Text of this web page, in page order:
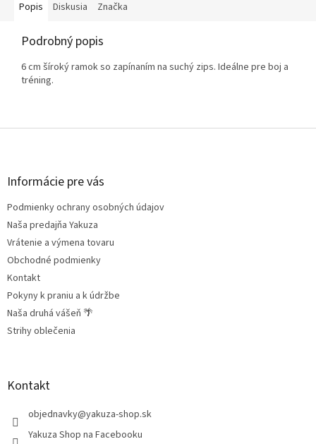
Popis Diskusia Značka
Podrobný popis
6 cm šíroký ramok so zapínaním na suchý zips. Ideálne pre boj a
tréning.
Z
Informácie pre vás
Podmienky ochrany osobných údajov
Naša predajňa Yakuza
Vrátenie a výmena tovaru
Obchodné podmienky
Kontakt
Pokyny k praniu a k údržbe
Naša druhá vášeň 🌴
Strihy oblečenia
Kontakt
objednavky@yakuza-shop.sk
Yakuza Shop na Facebooku